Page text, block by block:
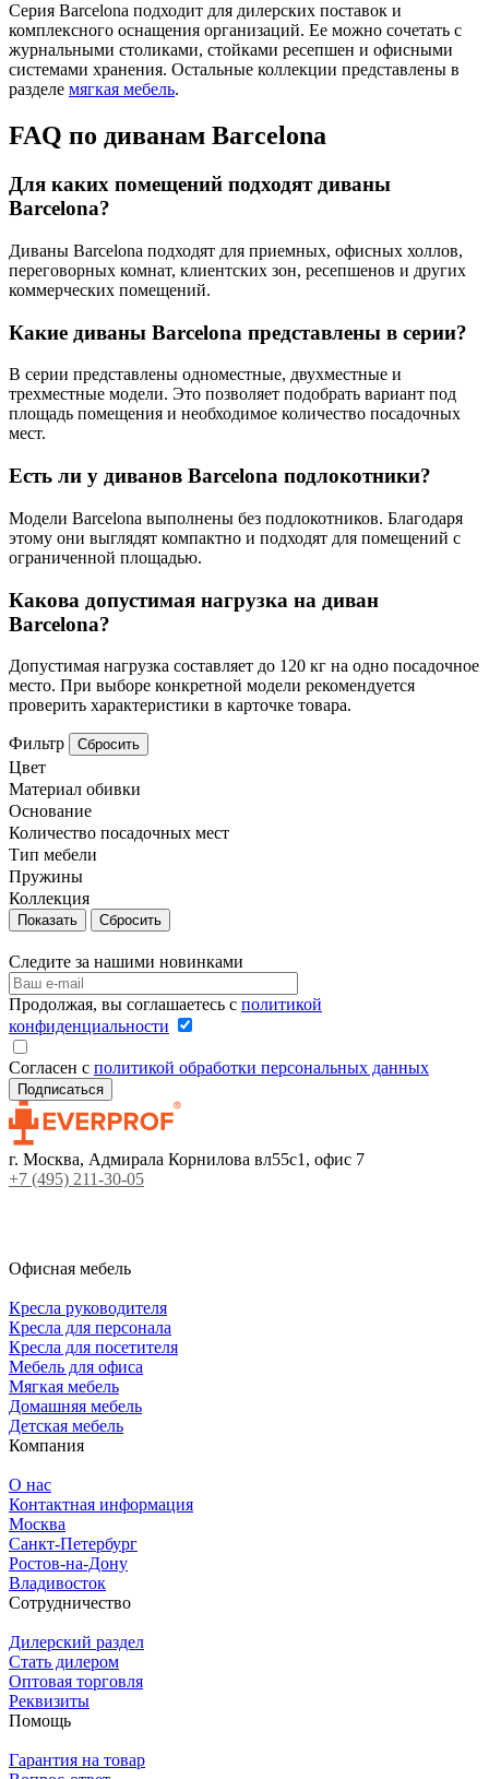
Серия Barcelona подходит для дилерских поставок и
комплексного оснащения организаций. Ее можно сочетать с
журнальными столиками, стойками ресепшен и офисными
системами хранения. Остальные коллекции представлены в
разделе мягкая мебель.
FAQ по диванам Barcelona
Для каких помещений подходят диваны
Barcelona?
Диваны Barcelona подходят для приемных, офисных холлов,
переговорных комнат, клиентских зон, ресепшенов и других
коммерческих помещений.
Какие диваны Barcelona представлены в серии?
В серии представлены одноместные, двухместные и
трехместные модели. Это позволяет подобрать вариант под
площадь помещения и необходимое количество посадочных
мест.
Есть ли у диванов Barcelona подлокотники?
Модели Barcelona выполнены без подлокотников. Благодаря
этому они выглядят компактно и подходят для помещений с
ограниченной площадью.
Какова допустимая нагрузка на диван
Barcelona?
Допустимая нагрузка составляет до 120 кг на одно посадочное
место. При выборе конкретной модели рекомендуется
проверить характеристики в карточке товара.
Фильтр Сбросить
Цвет
Материал обивки
Основание
Количество посадочных мест
Тип мебели
Пружины
Коллекция
Сбросить
Следите за нашими новинками
Продолжая, вы соглашаетесь с политикой
конфиденциальности
Согласен с политикой обработки персональных данных
г. Москва, Адмирала Корнилова вл55с1, офис 7
+7 (495) 211-30-05
Офисная мебель
Кресла руководителя
Кресла для персонала
Кресла для посетителя
Мебель для офиса
Мягкая мебель
Домашняя мебель
Детская мебель
Компания
О нас
Контактная информация
Москва
Санкт-Петербург
Ростов-на-Дону
Владивосток
Сотрудничество
Дилерский раздел
Стать дилером
Оптовая торговля
Реквизиты
Помощь
Гарантия на товар